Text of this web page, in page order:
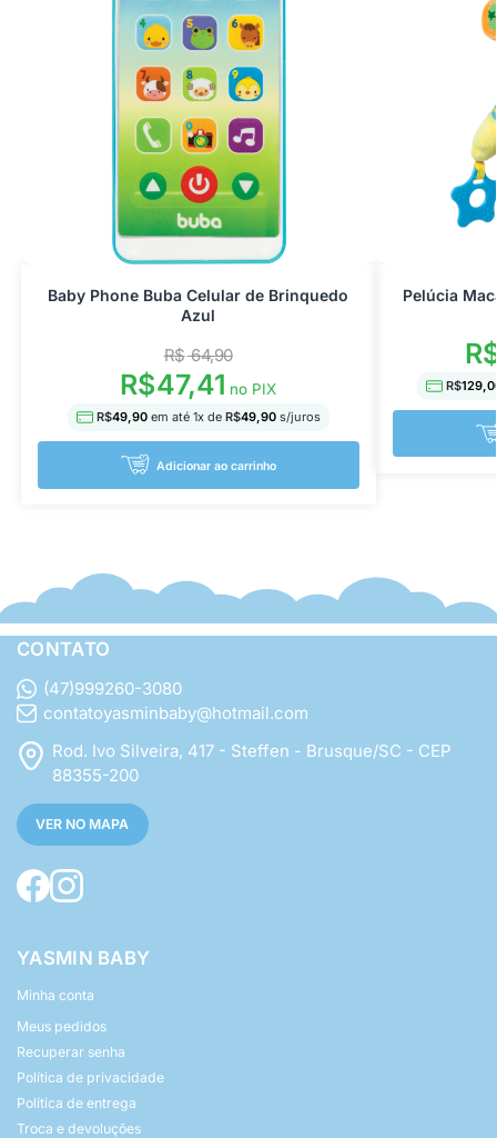
Baby Phone Buba Celular de Brinquedo
Azul
R$64,90
R$47,41 no PIX
R$49,90 em até 1x de R$49,90s/juros
Adicionar ao carrinho
Pelúcia
R$
CONTATO
(47)999260-3080
contatoyasminbaby@hotmail.com
Rod. Ivo Silveira, 417 - Steffen - Brusque/SC - CEP
88355-200
VER NO MAPA
YASMIN BABY
Minha conta
Meus pedidos
Recuperar senha
Política de privacidade
Política de entrega
Troca e devoluções